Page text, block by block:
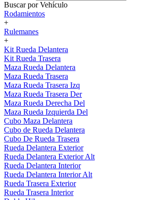
Buscar por Vehículo
Rodamientos
+
Rulemanes
+
Kit Rueda Delantera
Kit Rueda Trasera
Maza Rueda Delantera
Maza Rueda Trasera
Maza Rueda Trasera Izq
Maza Rueda Trasera Der
Maza Rueda Derecha Del
Maza Rueda Izquierda Del
Cubo Maza Delantera
Cubo de Rueda Delantera
Cubo De Rueda Trasera
Rueda Delantera Exterior
Rueda Delantera Exterior Alt
Rueda Delantera Interior
Rueda Delantera Interior Alt
Rueda Trasera Exterior
Rueda Trasera Interior